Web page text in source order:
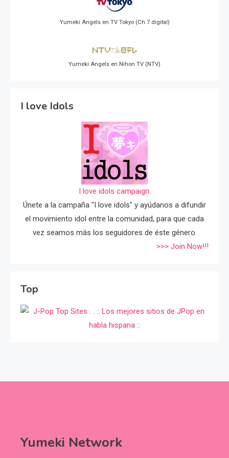
Yumeki Angels en TV Tokyo (Ch 7 digital)
Yumeki Angels en Nihon TV (NTV)
I love Idols
I love idols campaign.
Únete a la campaña "I love idols" y ayúdanos a difundir
el movimiento idol entre la comunidad, para que cada
vez seamos más los seguidores de éste género.
>>> Join Now!!!
Top
Yumeki Network